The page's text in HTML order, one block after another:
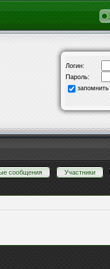
Логин:
Пароль:
запомнить
сообщения · Участники ·